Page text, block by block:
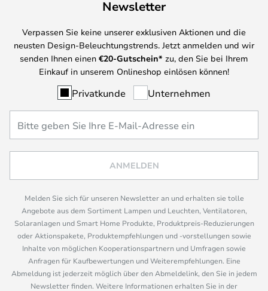
Newsletter
Verpassen Sie keine unserer exklusiven Aktionen und die
neusten Design-Beleuchtungstrends. Jetzt anmelden und wir
senden Ihnen einen €20-Gutschein* zu, den Sie bei Ihrem
Einkauf in unserem Onlineshop einlösen können!
Privatkunde Unternehmen
ANMELDEN
Melden Sie sich für unseren Newsletter an und erhalten sie tolle
Angebote aus dem Sortiment Lampen und Leuchten, Ventilatoren,
Solaranlagen und Smart Home Produkte, Produktpreis-Reduzierungen
oder Aktionspakete, Produktempfehlungen und -vorstellungen sowie
Inhalte von möglichen Kooperationspartnern und Umfragen sowie
Anfragen für Kaufbewertungen und Weiterempfehlungen. Eine
Abmeldung ist jederzeit möglich über den Abmeldelink, den Sie in jedem
Newsletter finden. Weitere Informationen erhalten Sie in der